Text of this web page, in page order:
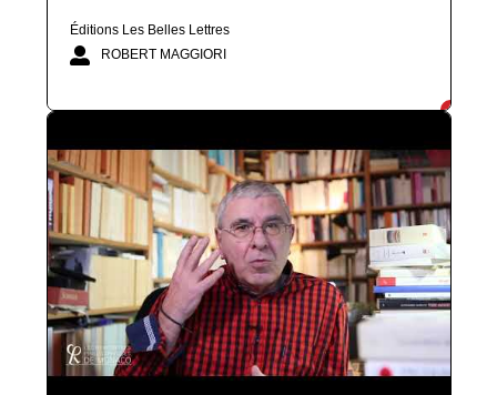
Éditions Les Belles Lettres
ROBERT MAGGIORI